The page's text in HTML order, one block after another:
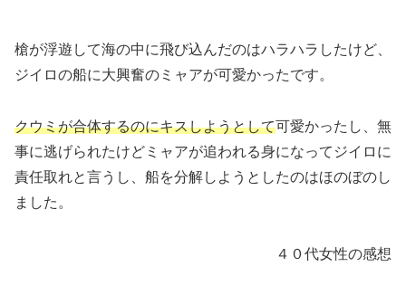
槍が浮遊して海の中に飛び込んだのはハラハラしたけど、
ジイロの船に大興奮のミャアが可愛かったです。
クウミが合体するのにキスしようとして可愛かったし、無
事に逃げられたけどミャアが追われる身になってジイロに
責任取れと言うし、船を分解しようとしたのはほのぼのし
ました。
４０代女性の感想